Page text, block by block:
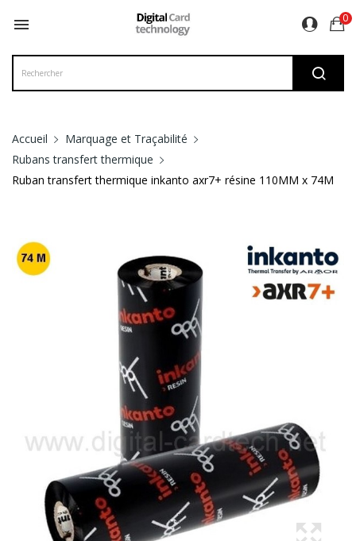
 0
Accueil
Marquage et Traçabilité
Rubans transfert thermique
Ruban transfert thermique inkanto axr7+ résine 110MM x 74M